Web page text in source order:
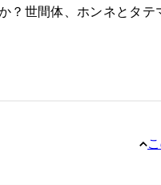
？世間体、ホンネとタ